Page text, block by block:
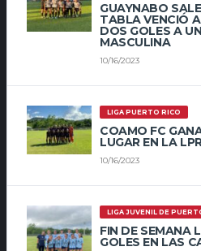
GUAYNABO
TABLA VENCIÓ
DOS GOLES A
MASCULINA
10/16/2023
LIGA PUERTO RICO
COAMO FC
LUGAR EN LA
10/16/2023
LIGA JUVENIL DE
FIN DE SEMANA
GOLES EN LAS